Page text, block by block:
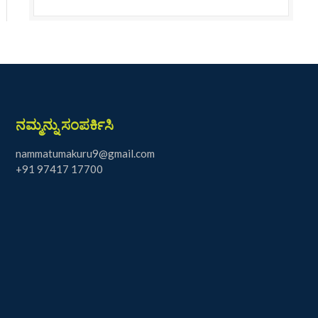
ನಮ್ಮನ್ನು ಸಂಪರ್ಕಿಸಿ
nammatumakuru9@gmail.com
+91 97417 17700